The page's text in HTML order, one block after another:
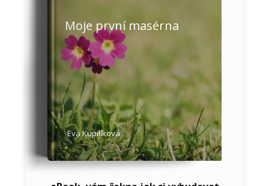
Moje první masérna
Eva Kupilíková